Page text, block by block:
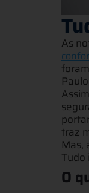
As
traz
Mas,
Tudo
O